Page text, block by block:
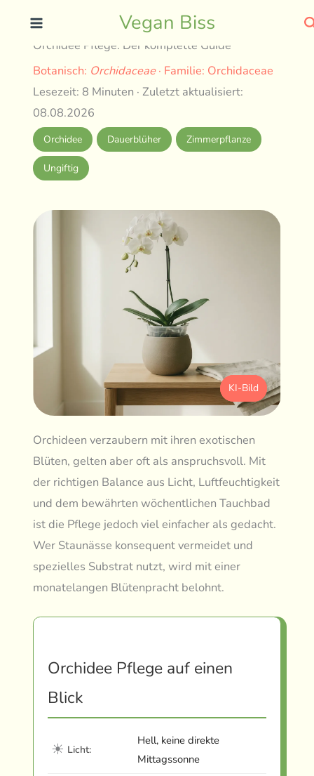
content
Vegan Biss
Orchidee Pflege: Der komplette Guide
Botanisch: Orchidaceae· Familie: Orchidaceae
Lesezeit: 8 Minuten · Zuletzt aktualisiert:
08.08.2026
Orchidee Dauerblüher Zimmerpflanze
Ungiftig
KI-Bild
Orchideen verzaubern mit ihren exotischen
Blüten, gelten aber oft als anspruchsvoll. Mit
der richtigen Balance aus Licht, Luftfeuchtigkeit
und dem bewährten wöchentlichen Tauchbad
ist die Pflege jedoch viel einfacher als gedacht.
Wer Staunässe konsequent vermeidet und
spezielles Substrat nutzt, wird mit einer
monatelangen Blütenpracht belohnt.
Orchidee Pflege auf einen
Blick
☀ Licht:
Hell, keine direkte
Mittagssonne